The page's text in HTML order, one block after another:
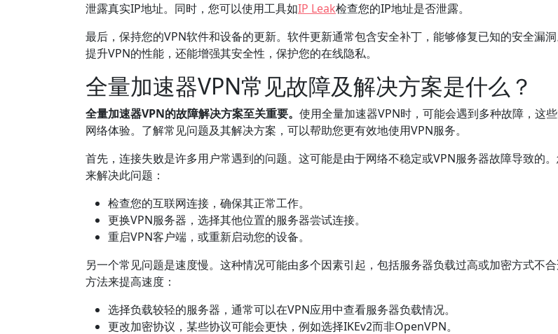
泄露真实IP地址。同时，您可以使用工具如IP Leak检查您的IP地址是否泄露。
最后，保持您的VPN软件和设备的更新。软件更新通常包含安全补丁，能够修复已知的安全漏
提升VPN的性能，还能增强其安全性，保护您的在线隐私。
全量加速器VPN常见故障及解决方案是什么？
全量加速器VPN的故障解决方案至关重要。 使用全量加速器VPN时，可能会遇到多种故障，这
网络体验。了解常见问题及其解决方案，可以帮助您更有效地使用VPN服务。
首先，连接失败是许多用户常遇到的问题。这可能是由于网络不稳定或VPN服务器故障导致的
来解决此问题：
检查您的互联网连接，确保其正常工作。
更换VPN服务器，选择其他位置的服务器尝试连接。
重启VPN客户端，或重新启动您的设备。
另一个常见问题是速度慢。这种情况可能由多个因素引起，包括服务器负载过高或加密方式不
方法来提高速度：
选择负载较轻的服务器，通常可以在VPN应用中查看服务器负载情况。
更改加密协议，某些协议可能会更快，例如选择IKEv2而非OpenVPN。